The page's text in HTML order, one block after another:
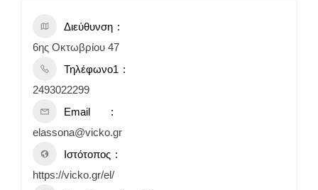
Διεύθυνση
6ης Οκτωβρίου 47
Τηλέφωνο1
2493022299
Email
elassona@vicko.gr
Ιστότοπος
https://vicko.gr/el/